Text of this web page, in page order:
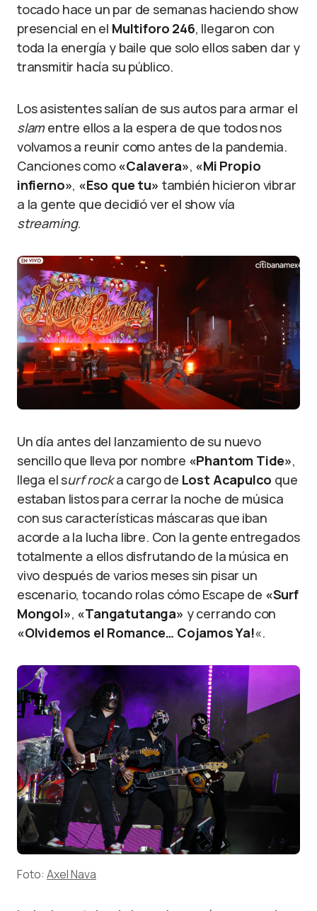
tocado hace un par de semanas haciendo show
presencial en el Multiforo 246, llegaron con
toda la energía y baile que solo ellos saben dar y
transmitir hacía su público.
Los asistentes salían de sus autos para armar el
slamentre ellos a la espera de que todos nos
volvamos a reunir como antes de la pandemia.
Canciones como«Calavera», «Mi Propio
infierno», «Eso que tu» también hicieron vibrar
a la gente que decidió ver el show vía
streaming.
Un día antes del lanzamiento de su nuevo
sencillo que lleva por nombre «Phantom Tide»,
llega el surf rocka cargo de Lost Acapulco que
estaban listos para cerrar la noche de música
con sus características máscaras que iban
acorde a la lucha libre. Con la gente entregados
totalmente a ellos disfrutando de la música en
vivo después de varios meses sin pisar un
escenario, tocando rolas cómo Escape de «Surf
Mongol», «Tangatutanga» y cerrando con
«Olvidemos el Romance… Cojamos Ya!«.
Foto: Axel Nava